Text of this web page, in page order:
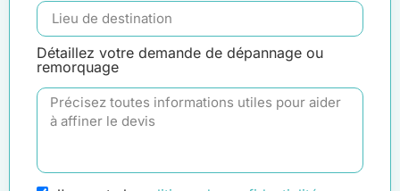
Détaillez votre demande de dépannage ou
remorquage